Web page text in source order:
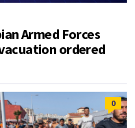
Armed Forces
ordered
0